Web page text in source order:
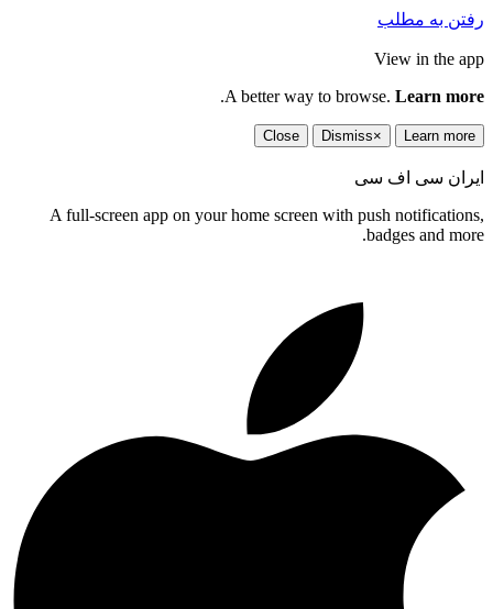
رفتن به مطلب
View in the app
A better way to browse. Learn more
.
Learn more
×
Dismiss
Close
ایران سی اف سی
A full-screen app on your home screen with push notifications,
badges and more.